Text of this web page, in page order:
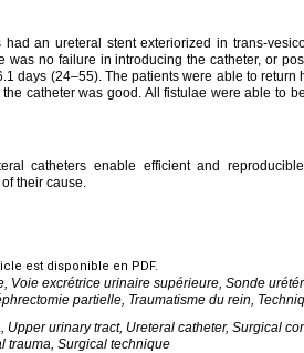
had an ureteral stent exteriorized in trans-
was no failure in introducing the catheter, or
days (24–55). The patients were able to
catheter was good. All fistulae were able to
catheters enable efficient and
their cause.
est disponible en PDF.
Voie excrétrice urinaire supérieure, Sonde
partielle, Traumatisme du rein,
Upper urinary tract, Ureteral catheter, Surgical
trauma, Surgical technique